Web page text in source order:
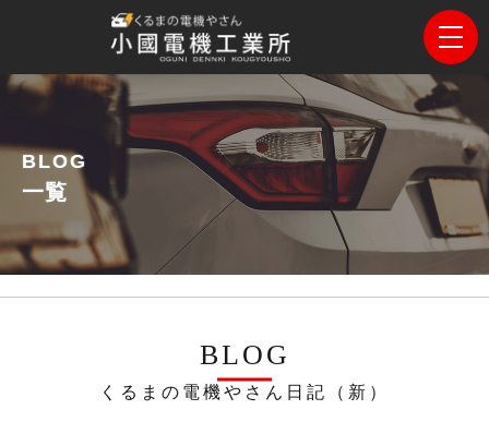
BLOG
一覧
BLOG
くるまの電機やさん日記（新）